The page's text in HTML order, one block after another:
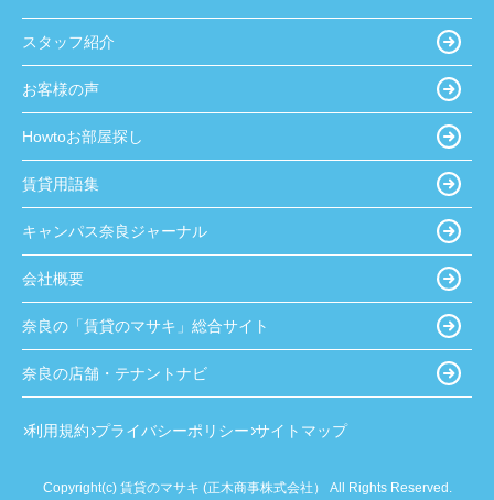
スタッフ紹介
お客様の声
Howtoお部屋探し
賃貸用語集
キャンパス奈良ジャーナル
会社概要
奈良の「賃貸のマサキ」総合サイト
奈良の店舗・テナントナビ
利用規約 プライバシーポリシー サイトマップ
Copyright(c) 賃貸のマサキ (正木商事株式会社） All Rights Reserved.